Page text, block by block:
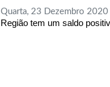
Quarta, 23 Dezembro 2020
Região tem um saldo